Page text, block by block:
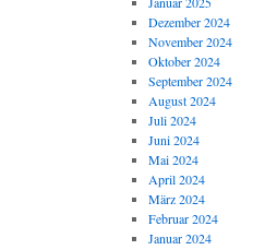
Dezember 2024
November 2024
Oktober 2024
September 2024
August 2024
Juli 2024
Juni 2024
Mai 2024
April 2024
März 2024
Februar 2024
Januar 2024